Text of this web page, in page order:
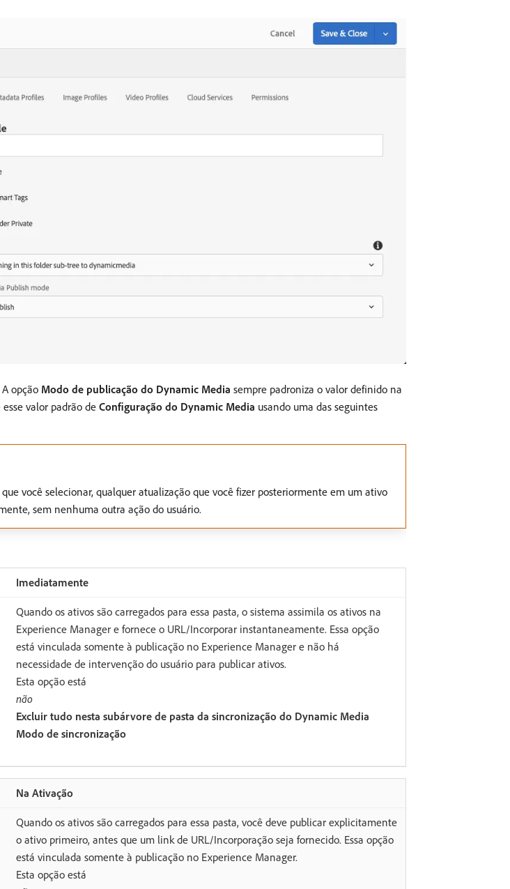
opção Modo de publicação do Dynamic Media sempre padroniza o valor definido na
valor padrão deConfiguração do Dynamic Media usando uma das seguintes
você selecionar, qualquer atualização que você fizer posteriormente em um ativo
sem nenhuma outra ação do usuário.
Imediatamente
Quando os ativos são carregados para essa pasta, o sistema assimila os ativos na
Experience Manager e fornece o URL/Incorporar instantaneamente. Essa opção
está vinculada somente à publicação no Experience Manager e não há
necessidade de intervenção do usuário para publicar ativos.
Esta opção está
não
Excluir tudo nesta subárvore de pasta da sincronização do Dynamic Media
Modo de sincronização
Na Ativação
Quando os ativos são carregados para essa pasta, você deve publicar explicitamente
o ativo primeiro, antes que um link de URL/Incorporação seja fornecido. Essa opção
está vinculada somente à publicação no Experience Manager.
Esta opção está